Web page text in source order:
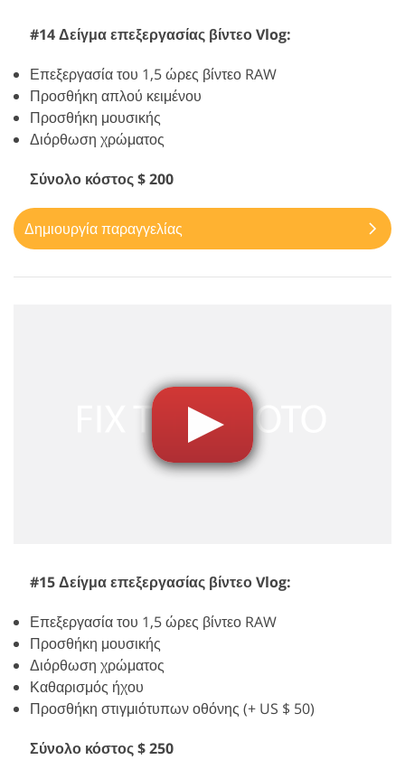
#14 Δείγμα επεξεργασίας βίντεο Vlog:
Επεξεργασία του 1,5 ώρες βίντεο RAW
Προσθήκη απλού κειμένου
Προσθήκη μουσικής
Διόρθωση χρώματος
Σύνολο κόστος $ 200
Δημιουργία παραγγελίας
#15 Δείγμα επεξεργασίας βίντεο Vlog:
Επεξεργασία του 1,5 ώρες βίντεο RAW
Προσθήκη μουσικής
Διόρθωση χρώματος
Καθαρισμός ήχου
Προσθήκη στιγμιότυπων οθόνης (+ US $ 50)
Σύνολο κόστος $ 250